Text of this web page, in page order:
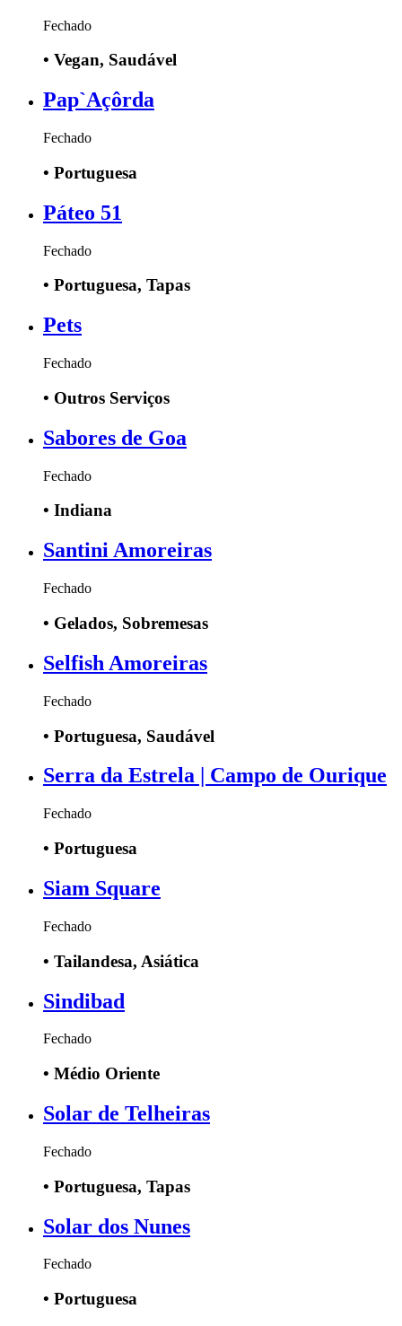
Fechado
• Vegan, Saudável
Pap`Açôrda
Fechado
• Portuguesa
Páteo 51
Fechado
• Portuguesa, Tapas
Pets
Fechado
• Outros Serviços
Sabores de Goa
Fechado
• Indiana
Santini Amoreiras
Fechado
• Gelados, Sobremesas
Selfish Amoreiras
Fechado
• Portuguesa, Saudável
Serra da Estrela | Campo de Ourique
Fechado
• Portuguesa
Siam Square
Fechado
• Tailandesa, Asiática
Sindibad
Fechado
• Médio Oriente
Solar de Telheiras
Fechado
• Portuguesa, Tapas
Solar dos Nunes
Fechado
• Portuguesa